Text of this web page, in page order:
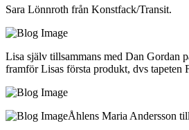
Sara Lönnroth från Konstfack/Transit.
Lisa själv tillsammans med Dan Gordan
framför Lisas första produkt, dvs tapeten
Åhlens Maria Andersson